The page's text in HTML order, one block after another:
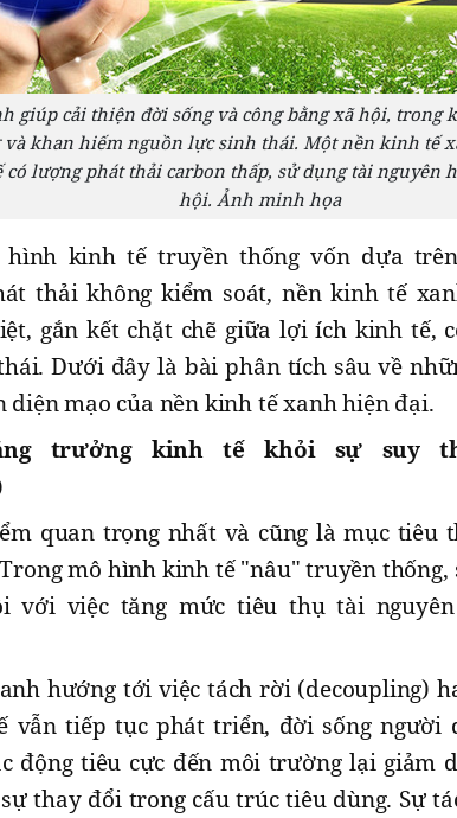
giúp cải thiện đời sống và công bằng xã hội, trong
khan hiếm nguồn lực sinh thái. Một nền kinh tế
lượng phát thải carbon thấp, sử dụng tài nguyên
hội. Ảnh minh họa
hình kinh tế truyền thống vốn dựa
thải không kiểm soát, nền kinh tế
gắn kết chặt chẽ giữa lợi ích kinh tế,
Dưới đây là bài phân tích sâu về
diện mạo của nền kinh tế xanh hiện đại.
trưởng kinh tế khỏi sự suy
quan trọng nhất và cũng là mục tiêu
mô hình kinh tế "nâu" truyền thống,
với việc tăng mức tiêu thụ tài
hướng tới việc tách rời (decoupling)
vẫn tiếp tục phát triển, đời sống người
động tiêu cực đến môi trường lại giảm
thay đổi trong cấu trúc tiêu dùng. Sự